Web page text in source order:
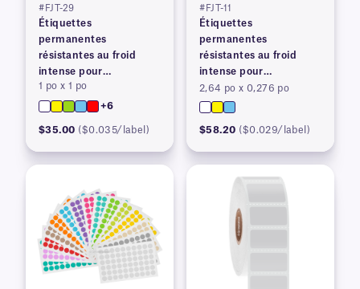
#FJT-29
Étiquettes
permanentes
résistantes au froid
intense pour
imprimantes à transfert
thermique
1 po x 1 po
+6
$35.00 ($0.035/label)
#FJT-11
Étiquettes
permanentes
résistantes au froid
intense pour
imprimantes à transfert
thermique
2,64 po x 0,276 po
$58.20 ($0.029/label)